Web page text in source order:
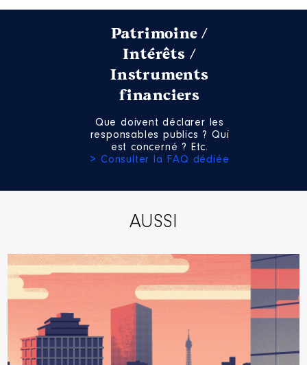
Patrimoine /
Intérêts /
Instruments
financiers
Que doivent déclarer les
responsables publics ? Qui
est concerné ? Etc.
> Consulter la FAQ dédiée
AUSSI